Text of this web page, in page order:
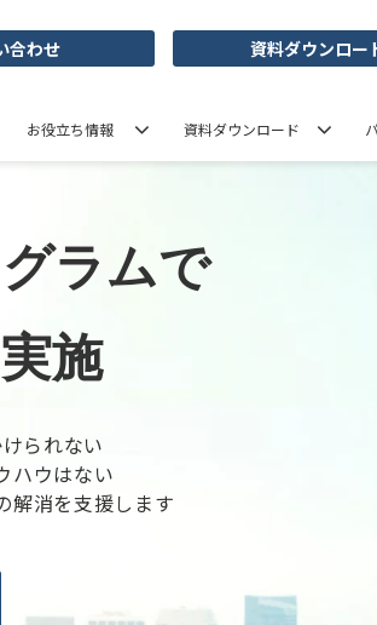
合わせ 資料ダウンロー
お役立ち情報 資料ダウンロード
ラムで
施
られない
ハウはない
解消を支援します